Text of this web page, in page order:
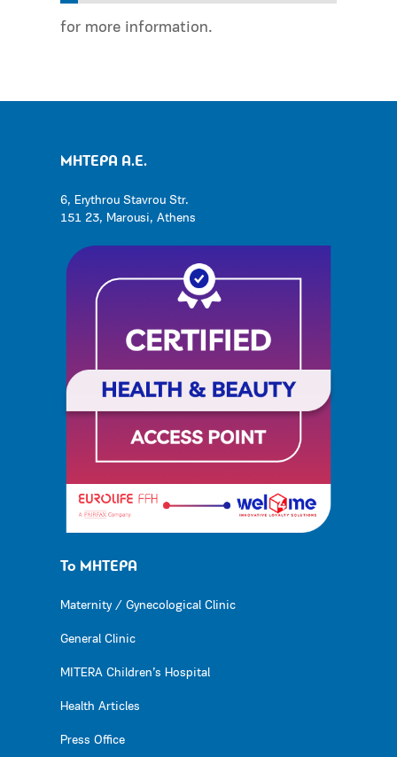
for more information.
ΜΗΤΕΡΑ Α.Ε.
6, Erythrou Stavrou Str.
151 23, Marousi, Athens
Το ΜΗΤΕΡΑ
Maternity / Gynecological Clinic
General Clinic
MITERA Children’s Hospital
Health Articles
Press Office